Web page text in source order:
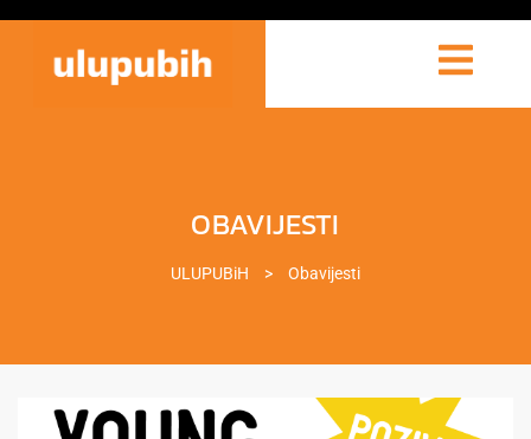
OBAVIJESTI
ULUPUBiH > Obavijesti